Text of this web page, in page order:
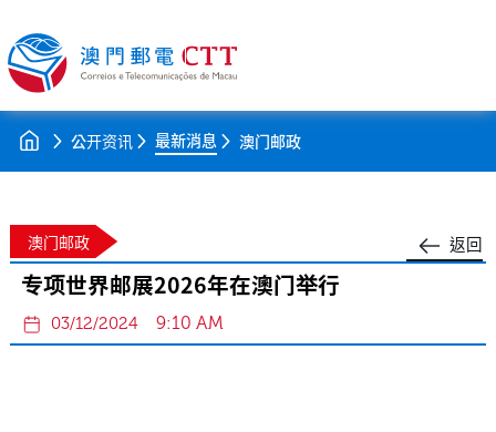
公开资讯 最新消息 澳门邮政
返回
澳门邮政
专项世界邮展2026年在澳门举行
03/12/2024 9:10 AM